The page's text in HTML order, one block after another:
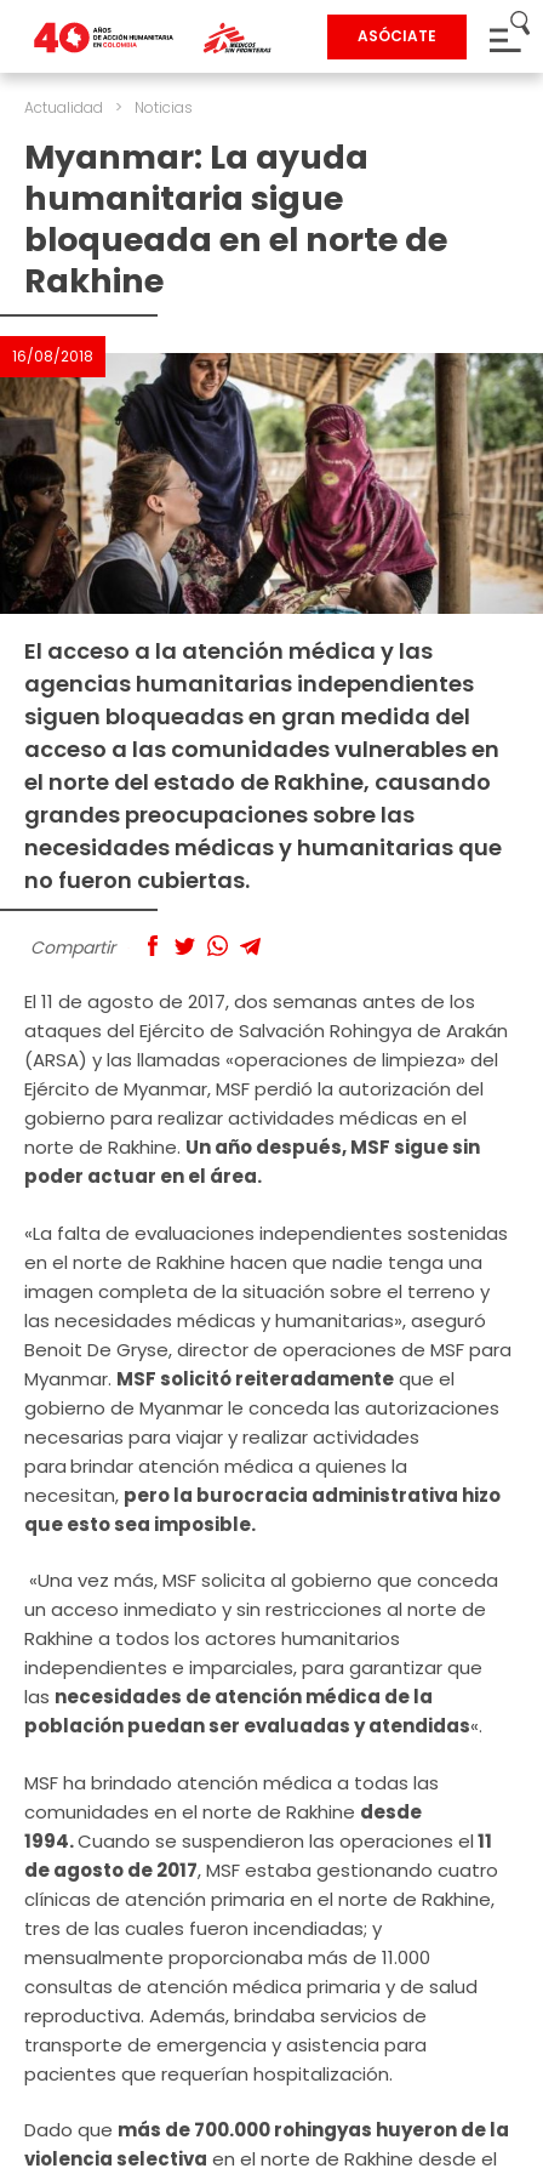
ASÓCIATE
Actualidad > Noticias
Myanmar: La ayuda
humanitaria sigue
bloqueada en el norte de
Rakhine
16/08/2018
El acceso a la atención médica y las
agencias humanitarias independientes
siguen bloqueadas en gran medida del
acceso a las comunidades vulnerables en
el norte del estado de Rakhine, causando
grandes preocupaciones sobre las
necesidades médicas y humanitarias que
no fueron cubiertas.
Compartir
El 11 de agosto de 2017, dos semanas antes de los
ataques del Ejército de Salvación Rohingya de Arakán
(ARSA) y las llamadas «operaciones de limpieza» del
Ejército de Myanmar, MSF perdió la autorización del
gobierno para realizar actividades médicas en el
norte de Rakhine. Un año después, MSF sigue sin
poder actuar en el área.
«La falta de evaluaciones independientes sostenidas
en el norte de Rakhine hacen que nadie tenga una
imagen completa de la situación sobre el terreno y
las necesidades médicas y humanitarias», aseguró
Benoit De Gryse, director de operaciones de MSF para
Myanmar. MSF solicitó reiteradamenteque el
gobierno de Myanmar le conceda las autorizaciones
necesarias para viajar y realizar actividades
parabrindar atención médica a quienes la
necesitan, pero la burocracia administrativa hizo
que esto sea imposible.
«Una vez más, MSF solicita al gobierno que conceda
un acceso inmediato y sin restricciones al norte de
Rakhine a todos los actores humanitarios
independientes e imparciales, para garantizar que
las necesidades de atención médica de la
población puedan ser evaluadas y atendidas«.
MSF ha brindado atención médica a todas las
comunidades en el norte de Rakhine desde
1994.Cuando se suspendieron las operaciones el11
de agosto de 2017, MSF estaba gestionando cuatro
clínicas de atención primaria en el norte de Rakhine,
tres de las cuales fueron incendiadas; y
mensualmente proporcionaba más de 11.000
consultas de atención médica primaria y de salud
reproductiva. Además, brindaba servicios de
transporte de emergencia y asistencia para
pacientes que requerían hospitalización.
Dado que más de 700.000 rohingyas huyeron de la
violencia selectiva en el norte de Rakhine desde el